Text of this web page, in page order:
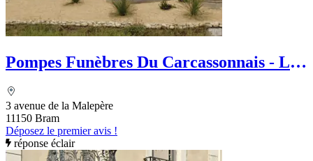
Pompes Funèbres Du Carcassonnais - Le
3 avenue de la Malepère
11150 Bram
Déposez le premier avis !
réponse éclair